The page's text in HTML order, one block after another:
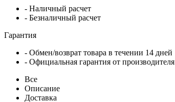
- Наличный расчет
- Безналичный расчет
Гарантия
- Обмен/возврат товара в течении 14 дней
- Официальная гарантия от производителя
Все
Описание
Доставка